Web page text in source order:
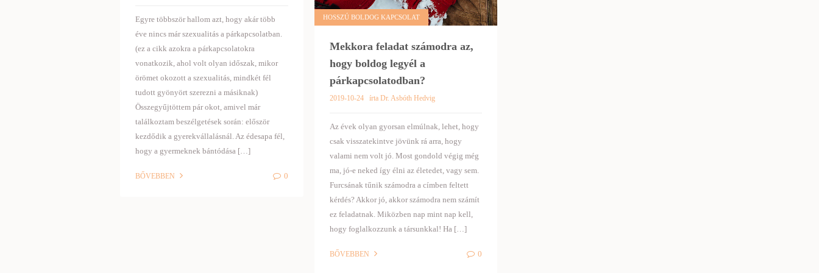
HOSSZÚ BOLDOG KAPCSOLAT
Mekkora feladat számodra az,
hogy boldog legyél a
párkapcsolatodban?
2019-10-24 írta Dr. Asbóth Hedvig
Az évek olyan gyorsan elmúlnak, lehet, hogy
csak visszatekintve jövünk rá arra, hogy
valami nem volt jó. Most gondold végig még
ma, jó-e neked így élni az életedet, vagy sem.
Furcsának tűnik számodra a címben feltett
kérdés? Akkor jó, akkor számodra nem számít
ez feladatnak. Miközben nap mint nap kell,
hogy foglalkozzunk a társunkkal! Ha […]
BŐVEBBEN 0
Egyre többször hallom azt, hogy akár több
éve nincs már szexualitás a párkapcsolatban.
(ez a cikk azokra a párkapcsolatokra
vonatkozik, ahol volt olyan időszak, mikor
örömet okozott a szexualitás, mindkét fél
tudott gyönyört szerezni a másiknak)
Összegyűjtöttem pár okot, amivel már
találkoztam beszélgetések során: először
kezdődik a gyerekvállalásnál. Az édesapa fél,
hogy a gyermeknek bántódása […]
BŐVEBBEN 0